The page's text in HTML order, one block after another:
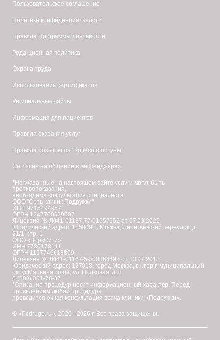
Пользовательское соглашение
Политика конфиденциальности
Правила Программы лояльности
Редакционная политика
Охрана труда
Использование сертификатов
Региональные сайты
Информация для пациентов
Правила оказания услуг
Правила розыгрыша "Колесо фортуны"
Согласие на общение в мессенджерах
*На указанные на настоящем сайте услуги могут быть
противопоказания,
необходима консультация специалиста
ООО "Сеть клиник Подружки"
ИНН 9715494957
ОГРН 1247700659007
Лицензия № Л041-01137-77/01957952 от 07.03.2025
Юридический адрес: 125009, г. Москва, Леонтьевский переулок, д.
21/1, стр. 1
ООО «ВоркСити»
ИНН 7730178141
ОГРН 1157746618809
Лицензия № Л041-01167-59/00364493 от 13.07.2018
Юридический адрес: 127018, город Москва, вн.тер.г. муниципальный
округ Марьина роща, ул. Полковая, д. 3
8 (800) 301-76-37
*Описание процедур носит информационный характер. Перед
проведением любой процедуры
проводится очная консультация врача клиники «Подружки».
© «Podruge.ru», 2020 - 2026 г. Все права защищены.